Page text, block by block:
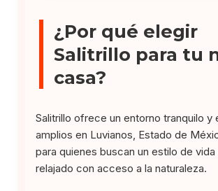
¿Por qué elegir
Salitrillo para tu
casa?
Salitrillo ofrece un entorno tranquilo y
amplios en Luvianos, Estado de
para quienes buscan un estilo de vida
relajado con acceso a la naturaleza.